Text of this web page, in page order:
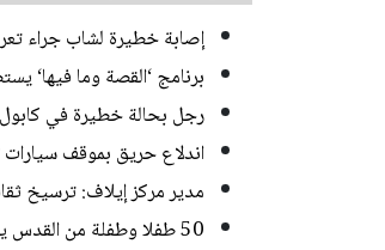
إصابة خطيرة لشاب جراء
برنامج ‘القصة وما فيها‘
رجل بحالة خطيرة في كابول
اندلاع حريق بموقف
مدير مركز إيلاف: ترسيخ
50 طفلا وطفلة من القدس يستعدون للمغادرة إلى المغرب للمشاركة في المخيم الصيفي السنوي